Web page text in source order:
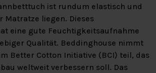
ist rundum elastisch und
Matratze liegen. Dieses
eine gute Feuchtigkeitsaufnahme
Qualität. Beddinghouse nimmt
Better Cotton Initiative (BCI) teil, das
weltweit verbessern soll. Das